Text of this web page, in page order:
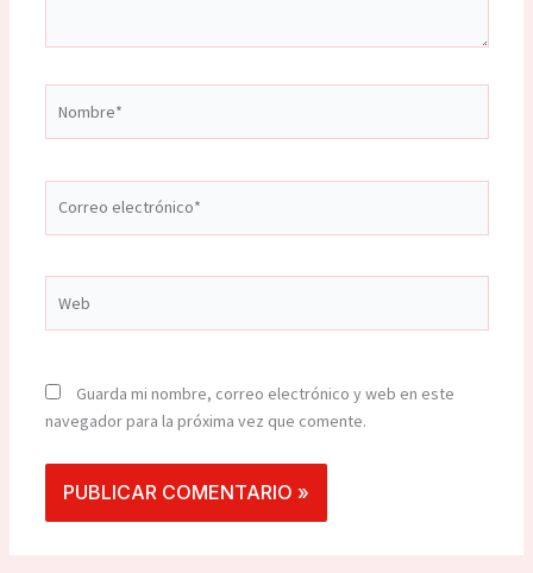
electrónico*
Guarda mi nombre, correo electrónico y web en este
navegador para la próxima vez que comente.